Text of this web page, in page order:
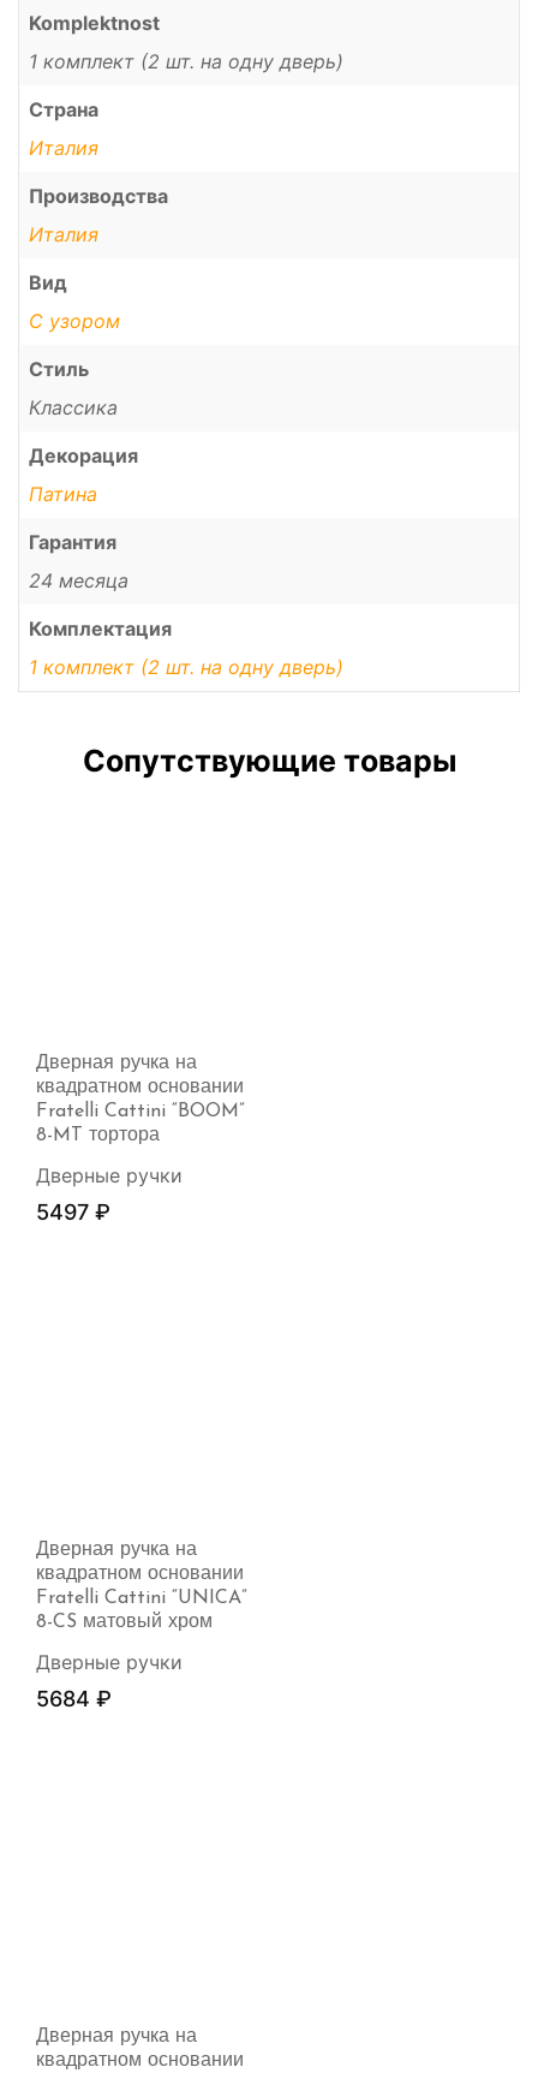
Komplektnost
1 комплект (2 шт. на одну дверь)
Страна
Италия
Производства
Италия
Вид
С узором
Стиль
Классика
Декорация
Патина
Гарантия
24 месяца
Комплектация
1 комплект (2 шт. на одну дверь)
Сопутствующие товары
Дверная ручка на
квадратном основании
Fratelli Cattini “BOOM”
8-MT тортора
Дверные ручки
5497 ₽
Дверная ручка на
квадратном основании
Fratelli Cattini “UNICA”
8-CS матовый хром
Дверные ручки
5684 ₽
Дверная ручка на
квадратном основании